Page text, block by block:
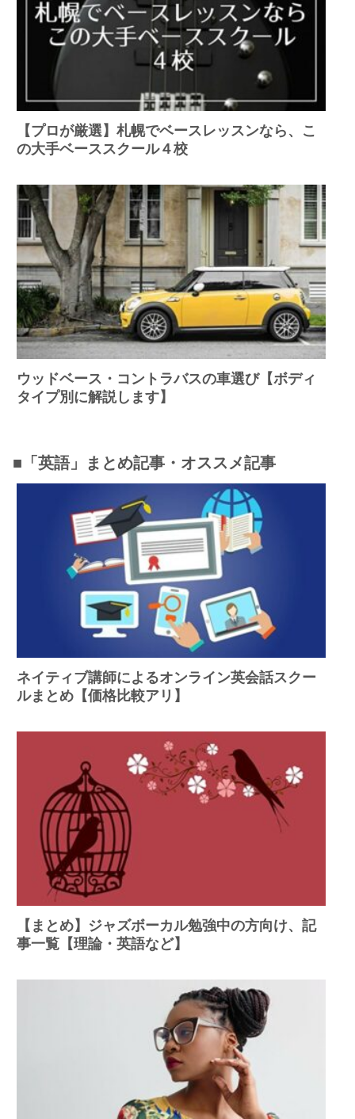
【プロが厳選】札幌でベースレッスンなら、こ
の大手ベーススクール４校
ウッドベース・コントラバスの車選び【ボディ
タイプ別に解説します】
■「英語」まとめ記事・オススメ記事
ネイティブ講師によるオンライン英会話スクー
ルまとめ【価格比較アリ】
【まとめ】ジャズボーカル勉強中の方向け、記
事一覧【理論・英語など】